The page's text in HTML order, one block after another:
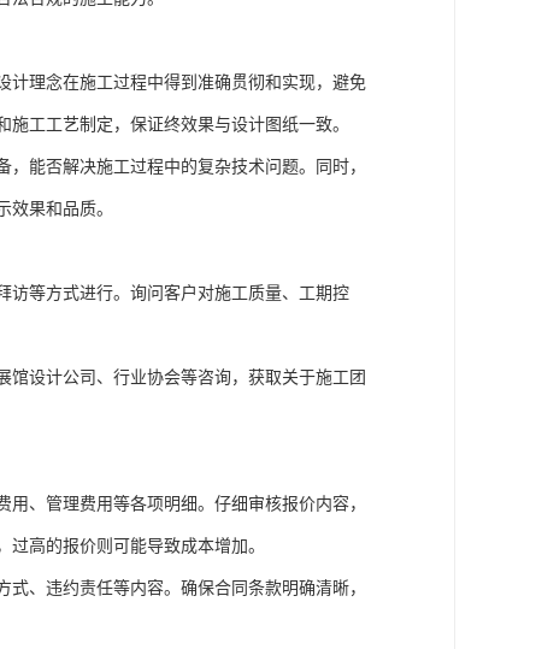
计理念在施工过程中得到准确贯彻和实现，避免
工工艺制定，保证终效果与设计图纸一致。
能否解决施工过程中的复杂技术问题。同时，
果和品质。
访等方式进行。询问客户对施工质量、工期控
设计公司、行业协会等咨询，获取关于施工团
、管理费用等各项明细。仔细审核报价内容，
高的报价则可能导致成本增加。
、违约责任等内容。确保合同条款明确清晰，